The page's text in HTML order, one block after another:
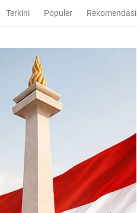
Terkini Populer Rekomendasi